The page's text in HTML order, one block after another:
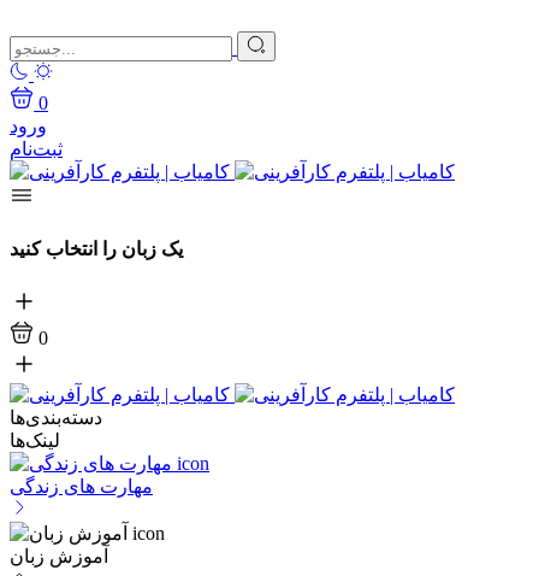
0
ورود
ثبت‌نام
یک زبان را انتخاب کنید
0
دسته‌بندی‌ها
لینک‌ها
مهارت های زندگی
آموزش زبان